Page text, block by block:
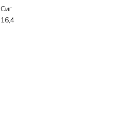
Сиг
16,4